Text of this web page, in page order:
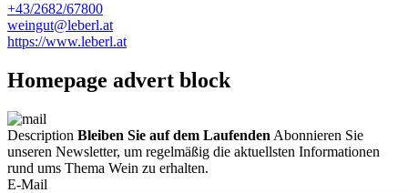
+43/2682/67800
weingut@leberl.at
https://www.leberl.at
Homepage advert block
Description Bleiben Sie auf dem Laufenden Abonnieren Sie
unseren Newsletter, um regelmäßig die aktuellsten Informationen
rund ums Thema Wein zu erhalten.
E-Mail